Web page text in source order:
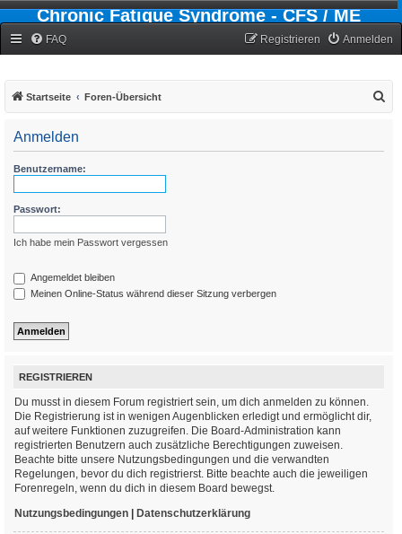
Chronic Fatigue Syndrome - CFS / ME
FAQ Anmelden
Registrieren
Startseite Foren-Übersicht
Anmelden
Benutzername:
Passwort:
Ich habe mein Passwort vergessen
Angemeldet bleiben
Meinen Online-Status während dieser Sitzung verbergen
REGISTRIEREN
Du musst in diesem Forum registriert sein, um dich anmelden zu können.
Die Registrierung ist in wenigen Augenblicken erledigt und ermöglicht dir,
auf weitere Funktionen zuzugreifen. Die Board-Administration kann
registrierten Benutzern auch zusätzliche Berechtigungen zuweisen.
Beachte bitte unsere Nutzungsbedingungen und die verwandten
Regelungen, bevor du dich registrierst. Bitte beachte auch die jeweiligen
Forenregeln, wenn du dich in diesem Board bewegst.
Nutzungsbedingungen | Datenschutzerklärung